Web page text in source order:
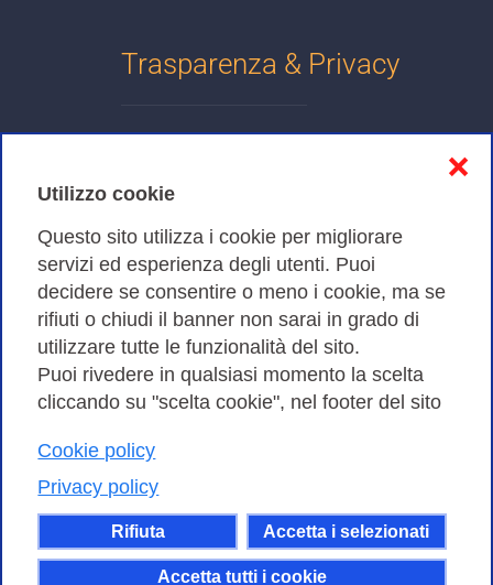
Utilizzo cookie
Questo sito utilizza i cookie per migliorare
servizi ed esperienza degli utenti. Puoi
decidere se consentire o meno i cookie, ma se
rifiuti o chiudi il banner non sarai in grado di
utilizzare tutte le funzionalità del sito.
Puoi rivedere in qualsiasi momento la scelta
cliccando su "scelta cookie", nel footer del sito
Cookie policy
Privacy policy
Rifiuta Accetta i selezionati
Accetta tutti i cookie
❌
Trasparenza & Privacy
Cookies Policy
Amministrazione trasparente
Bandi di Gara
Consortium GARR - Via dei Tizii, 6 - 00185 Roma | Tel.
| CF 97284570583 – PI 07577141000 | Codice
Destinatario 7EU9KEU |
Il contenuto di questo sito e' rilasciato, tranne dove
altrimenti indicato, secondo i termini della licenza
Creative Commons